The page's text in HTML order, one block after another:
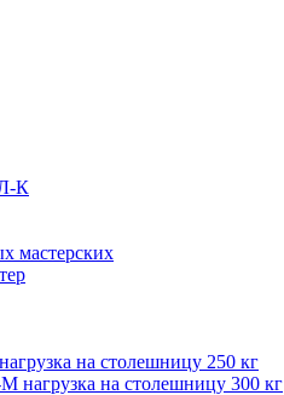
К
мастерских
на столешницу 250 кг
на столешницу 300 кг